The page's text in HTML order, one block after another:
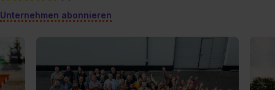
Unternehmen abonnieren